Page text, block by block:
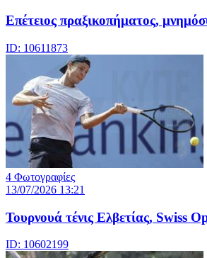
Επέτειος πραξικοπήματος,
ID: 10611873
4 Φωτογραφίες
13/07/2026 13:21
Τουρνουά τένις Ελβετίας, Swiss
ID: 10602199